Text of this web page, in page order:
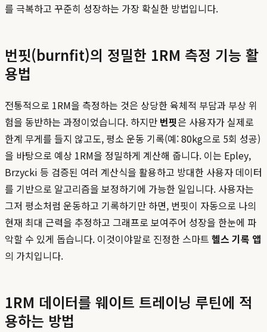
를 극복하고 꾸준히 성장하는 가장 확실한 방법입니다.
번핏(burnfit)의 정밀한 1RM 측정 기능 활
용법
전통적으로 1RM을 측정하는 것은 상당한 육체적 부담과 부상 위
험을 동반하는 과정이었습니다. 하지만 번핏은 사용자가 실제로
한계 무게를 들지 않고도, 평소 운동 기록(예: 80kg으로 5회 성공)
을 바탕으로 예상 1RM을 정밀하게 계산해 줍니다. 이는 Epley,
Brzycki 등 검증된 여러 계산식을 활용하고 방대한 사용자 데이터
를 기반으로 알고리즘을 보정하기에 가능한 일입니다. 사용자는
그저 평소처럼 운동하고 기록하기만 하면, 번핏이 자동으로 나의
현재 최대 근력을 추정하고 그래프로 보여주어 성장을 한눈에 파
악할 수 있게 돕습니다. 이것이야말로 진정한 스마트 헬스 기록 앱
의 가치입니다.
1RM 데이터를 웨이트 트레이닝 루틴에 적
용하는 방법